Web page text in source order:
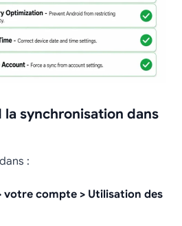
la synchronisation dans
:
votre compte > Utilisation des